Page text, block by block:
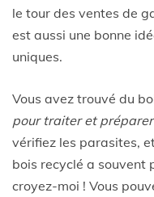
le tour des ventes de
est aussi une bonne
uniques.
Vous avez trouvé du
pour traiter et
vérifiez les parasites,
bois recyclé a souvent
croyez-moi ! Vous